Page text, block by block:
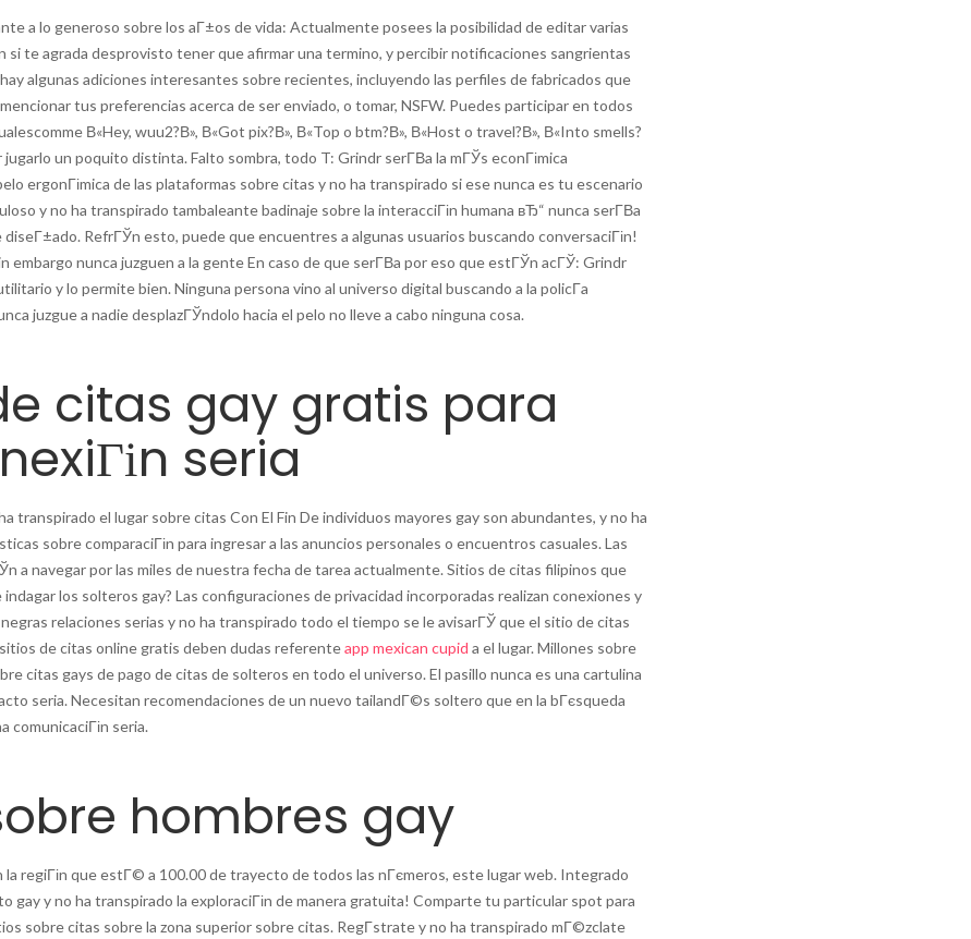
a lo generoso sobre los aГ±os de vida: Actualmente posees la posibilidad de editar varias
si te agrada desprovisto tener que afirmar una termino, y percibir notificaciones sangrientas
algunas adiciones interesantes sobre recientes, incluyendo las perfiles de fabricados que
tus preferencias acerca de ser enviado, o tomar, NSFW. Puedes participar en todos
В«Hey, wuu2?В», В«Got pix?В», В«Top o btm?В», В«Host o travel?В», В«Into smells?
un poquito distinta. Falto sombra, todo T: Grindr serГ­В­a la mГЎs econГіmica
ergonГіmica de las plataformas sobre citas y no ha transpirado si ese nunca es tu escenario
y no ha transpirado tambaleante badinaje sobre la interacciГіn humana вЂ“ nunca serГ­В­a
RefrГЎn esto, puede que encuentres a algunas usuarios buscando conversaciГіn!
embargo nunca juzguen a la gente En caso de que serГ­В­a por eso que estГЎn acГЎ: Grindr
y lo permite bien. Ninguna persona vino al universo digital buscando a la policГ­a
juzgue a nadie desplazГЎndolo hacia el pelo no lleve a cabo ninguna cosa.
citas gay gratis para
seria
transpirado el lugar sobre citas Con El Fin De individuos mayores gay son abundantes, y no ha
sobre comparaciГіn para ingresar a las anuncios personales o encuentros casuales. Las
a navegar por las miles de nuestra fecha de tarea actualmente. Sitios de citas filipinos que
los solteros gay? Las configuraciones de privacidad incorporadas realizan conexiones y
relaciones serias y no ha transpirado todo el tiempo se le avisarГЎ que el sitio de citas
sitios de citas online gratis deben dudas referenteapp mexican cupid a el lugar. Millones sobre
citas gays de pago de citas de solteros en todo el universo. El pasillo nunca es una cartulina
seria. Necesitan recomendaciones de un nuevo tailandГ©s soltero que en la bГєsqueda
comunicaciГіn seria.
hombres gay
la regiГіn que estГ© a 100.00 de trayecto de todos las nГєmeros, este lugar web. Integrado
gay y no ha transpirado la exploraciГіn de manera gratuita! Comparte tu particular spot para
sobre citas sobre la zona superior sobre citas. RegГ­strate y no ha transpirado mГ©zclate